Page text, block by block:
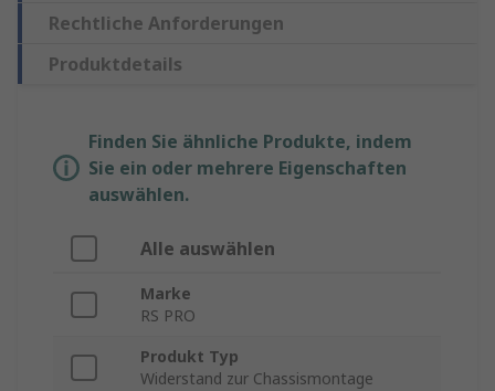
Rechtliche Anforderungen
Produktdetails
Finden Sie ähnliche Produkte, indem
Sie ein oder mehrere Eigenschaften
auswählen.
Alle auswählen
Marke
RS PRO
Produkt Typ
Widerstand zur Chassismontage